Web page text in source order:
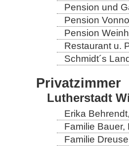
Pension und
Pension
Pension
Restaurant u.
Schmidt´s
Privatzimmer
Lutherstadt
Erika
Familie Bauer,
Familie